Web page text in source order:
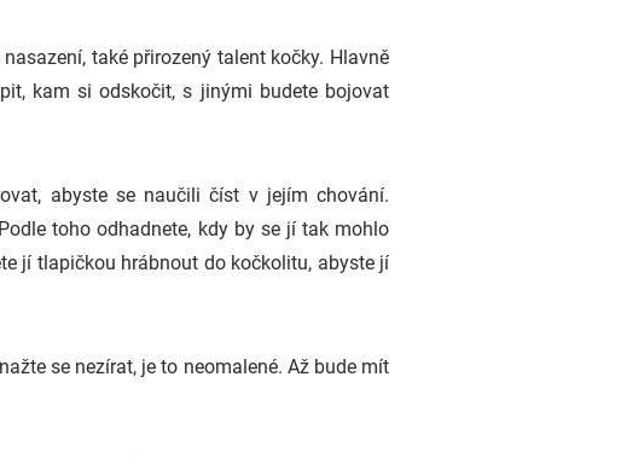
také přirozený talent kočky. Hlavně
kam si odskočit, s jinými budete bojovat
abyste se naučili číst v jejím chování.
toho odhadnete, kdy by se jí tak mohlo
jí tlapičkou hrábnout do kočkolitu, abyste jí
se nezírat, je to neomalené. Až bude mít